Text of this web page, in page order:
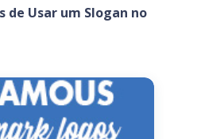
de Usar um Slogan no